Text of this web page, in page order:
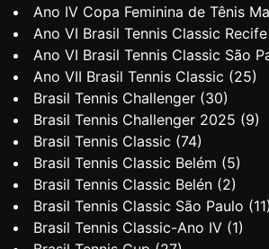
Ano IV Copa Feminina de Tênis
Ano VI Brasil Tennis Classic Recife
Ano VI Brasil Tennis Classic São
Ano VII Brasil Tennis Classic (25)
Brasil Tennis Challenger (30)
Brasil Tennis Challenger 2025 (9)
Brasil Tennis Classic (74)
Brasil Tennis Classic Belém (5)
Brasil Tennis Classic Belén (2)
Brasil Tennis Classic São Paulo (11)
Brasil Tennis Classic-Ano IV (1)